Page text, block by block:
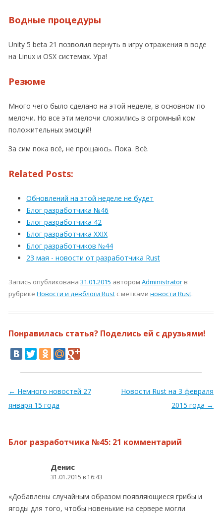
Водные процедуры
Unity 5 beta 21 позволил вернуть в игру отражения в воде
на Linux и OSX системах. Ура!
Резюме
Много чего было сделано на этой неделе, в основном по
мелочи. Но все эти мелочи сложились в огромный ком
положительных эмоций!
За сим пока всё, не прощаюсь. Пока. Всё.
Related Posts:
Обновлений на этой неделе не будет
Блог разработчика №46
Блог разработчика 42
Блог разработчика XXIX
Блог разработчиков №44
23 мая - новости от разработчика Rust
Запись опубликована 31.01.2015 автором Administrator в
рубрике Новости и девблоги Rust с метками новости Rust.
Понравилась статья? Поделись ей с друзьями!
Навигация по записям
← Немного новостей 27
января 15 года
Новости Rust на 3 февраля
2015 года →
Блог разработчика №45: 21 комментарий
Денис
31.01.2015 в 16:43
«Добавлены случайным образом появляющиеся грибы и
ягоды для того, чтобы новенькие на сервере могли